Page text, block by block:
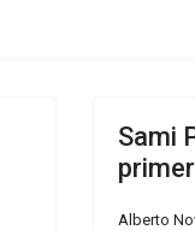
Sami
Alberto